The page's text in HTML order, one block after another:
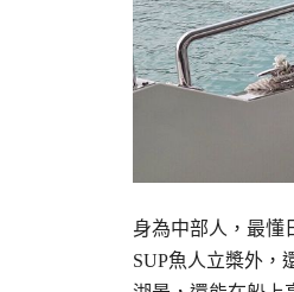
身為中部人，最懂
SUP魚人立槳外，